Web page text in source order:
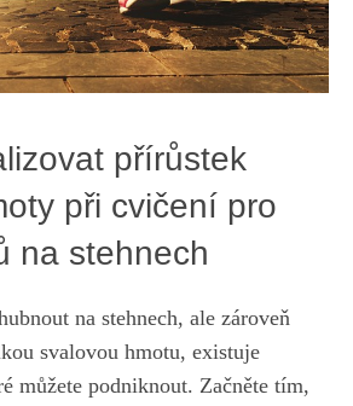
přírůstek
při‍ cvičení‍ pro
na stehnech
⁢na ‌stehnech, ale ⁤zároveň
svalovou⁢ hmotu, existuje⁤
⁤můžete ‌podniknout. Začněte tím,